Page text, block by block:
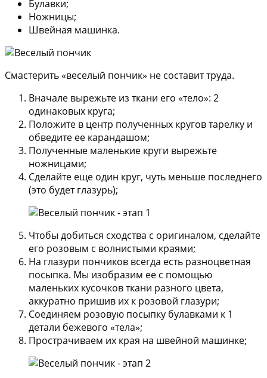
Булавки;
Ножницы;
Швейная машинка.
Смастерить «веселый пончик» не составит труда.
Вначале вырежьте из ткани его «тело»: 2
одинаковых круга;
Положите в центр полученных кругов тарелку и
обведите ее карандашом;
Полученные маленькие круги вырежьте
ножницами;
Сделайте еще один круг, чуть меньше последнего
(это будет глазурь);
Чтобы добиться сходства с оригиналом, сделайте
его розовым с волнистыми краями;
На глазури пончиков всегда есть разноцветная
посыпка. Мы изобразим ее с помощью
маленьких кусочков ткани разного цвета,
аккуратно пришив их к розовой глазури;
Соединяем розовую посыпку булавками к 1
детали бежевого «тела»;
Прострачиваем их края на швейной машинке;